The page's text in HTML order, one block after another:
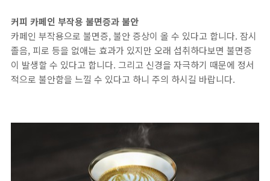
커피 카페인 부작용 불면증과 불안
카페인 부작용으로 불면증, 불안 증상이 올 수 있다고 합니다. 잠시
졸음, 피로 등을 없애는 효과가 있지만 오래 섭취하다보면 불면증
이 발생할 수 있다고 합니다. 그리고 신경을 자극하기 때문에 정서
적으로 불안함을 느낄 수 있다고 하니 주의 하시길 바랍니다.